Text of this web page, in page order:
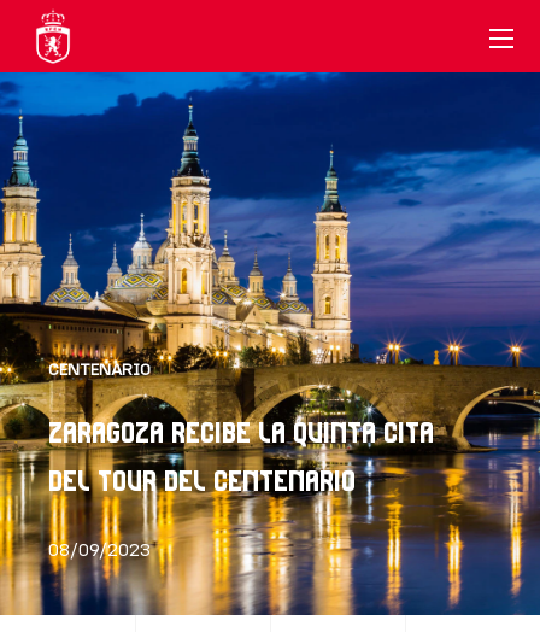
CENTENARIO
ZARAGOZA RECIBE LA QUINTA CITA
DEL TOUR DEL CENTENARIO
08/09/2023